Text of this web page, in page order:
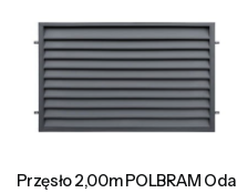
Przęsło 2,00m POLBRAM Oda